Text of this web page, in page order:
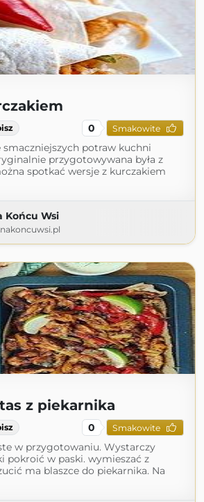
0 Smakowite
smaczniejszych potraw kuchni
przygotowywana była z
spotkać wersje z kurczakiem
Końcu Wsi
z piekarnika
0 Smakowite
w przygotowaniu. Wystarczy
pokroić w paski. wymieszać z
ma blaszce do piekarnika. Na